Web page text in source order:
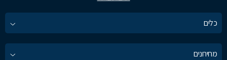
כלים
מחירונים